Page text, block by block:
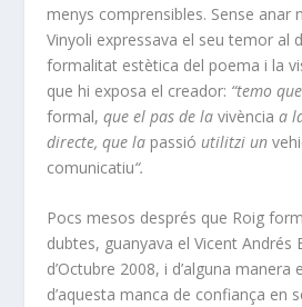
menys comprensibles. Sense anar
Vinyoli expressava el seu temor al
formalitat estètica del poema i la
que hi exposa el creador: “temo
formal,que el pas de lavivènciaa
directe, que la passió utilitzi un
comunicatiu“.
Pocs mesos després que Roig
dubtes, guanyava el Vicent Andrés
d’Octubre 2008, i d’alguna manera
d’aquesta manca de confiança en